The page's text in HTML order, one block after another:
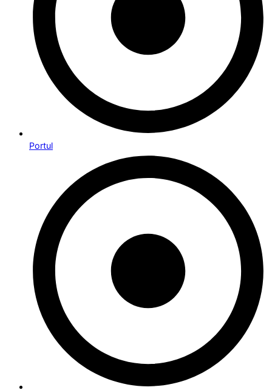
Portul